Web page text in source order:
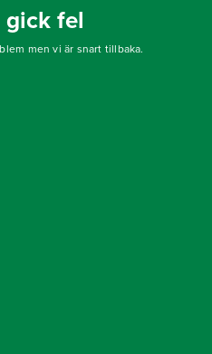
fel
men vi är snart tillbaka.